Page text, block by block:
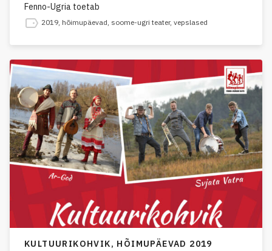
Fenno-Ugria toetab
2019 hõimupäevad soome-ugri teater, vepslased
KULTUURIKOHVIK, HÕIMUPÄEVAD 2019